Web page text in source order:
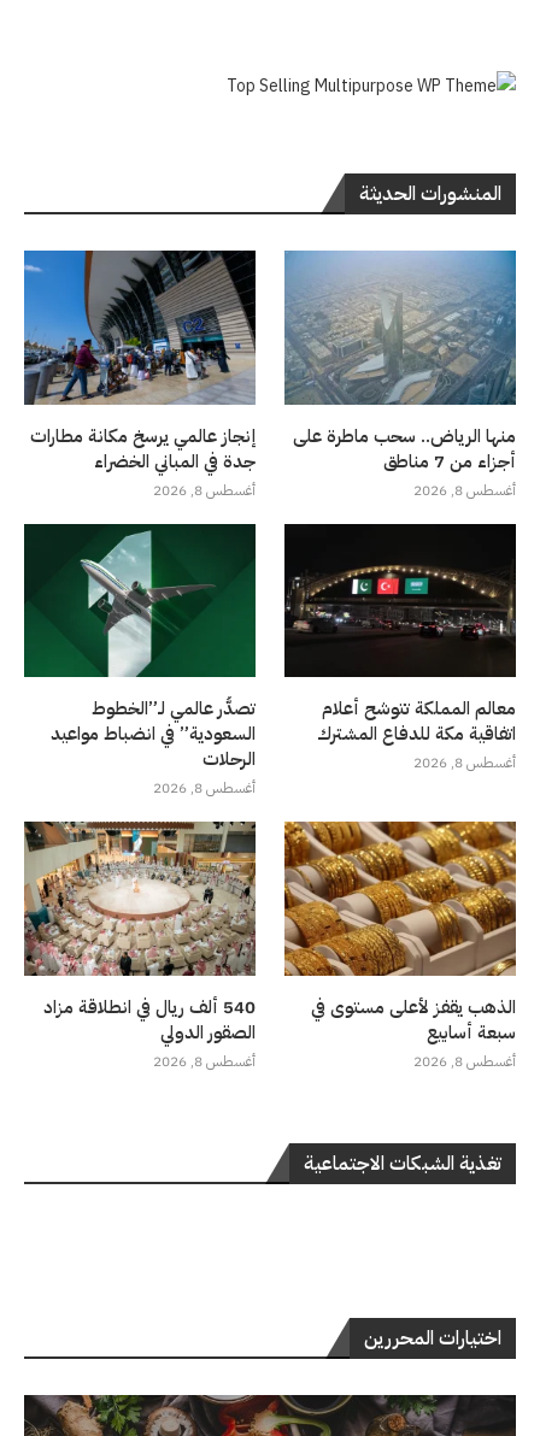
المنشورات الحديثة
منها الرياض.. سحب ماطرة على
أجزاء من 7 مناطق
أغسطس 8, 2026
إنجاز عالمي يرسخ مكانة مطارات
جدة في المباني الخضراء
أغسطس 8, 2026
معالم المملكة تتوشح أعلام
اتفاقية مكة للدفاع المشترك
أغسطس 8, 2026
تصدُّر عالمي لـ”الخطوط
السعودية” في انضباط مواعيد
الرحلات
أغسطس 8, 2026
الذهب يقفز لأعلى مستوى في
سبعة أسابيع
أغسطس 8, 2026
540 ألف ريال في انطلاقة مزاد
الصقور الدولي
أغسطس 8, 2026
تغذية الشبكات الاجتماعية
اختيارات المحررين